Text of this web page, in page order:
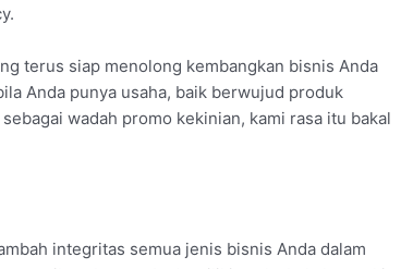
terus siap menolong kembangkan bisnis Anda
Anda punya usaha, baik berwujud produk
wadah promo kekinian, kami rasa itu bakal
integritas semua jenis bisnis Anda dalam